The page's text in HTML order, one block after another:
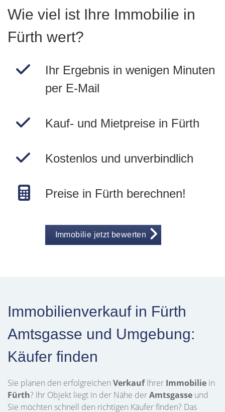
Wie viel ist Ihre Immobilie in
Fürth wert?
Ihr Ergebnis in wenigen Minuten
per E-Mail
Kauf- und Mietpreise in Fürth
Kostenlos und unverbindlich
Preise in Fürth berechnen!
Immobilie jetzt bewerten
Immobilienverkauf in Fürth
Amtsgasse und Umgebung:
Käufer finden
Sie planen den erfolgreichen VerkaufIhrer Immobilie in
Fürth? Ihr Objekt liegt in der Nähe derAmtsgasse und
Sie möchten schnell den richtigen Käufer finden? Das